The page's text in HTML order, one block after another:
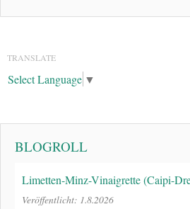
TRANSLATE
Select Language ▼
BLOGROLL
Limetten-Minz-Vinaigrette (Caipi-
Veröffentlicht: 1.8.2026